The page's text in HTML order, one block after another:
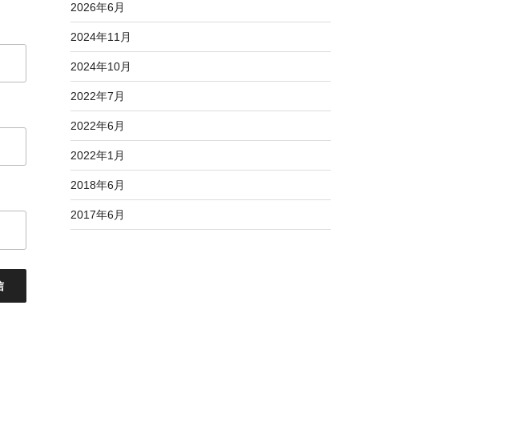
2026年6月
2024年11月
2024年10月
2022年7月
2022年6月
2022年1月
2018年6月
2017年6月